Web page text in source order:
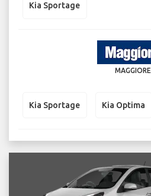
Kia Sportage
MAGGIORE
Kia Sportage Kia Optima